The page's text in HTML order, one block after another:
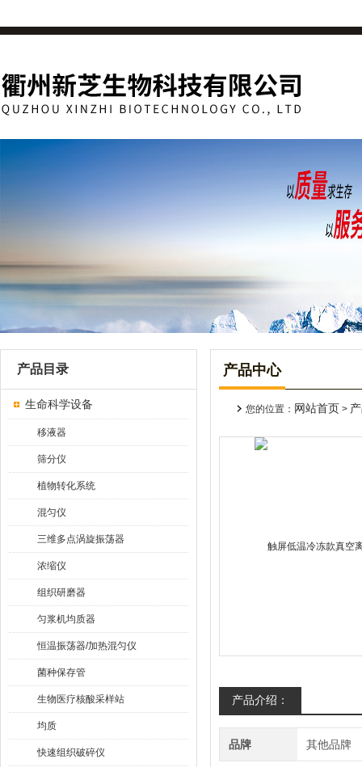
产品目录
生命科学设备
移液器
筛分仪
植物转化系统
混匀仪
三维多点涡旋振荡器
浓缩仪
组织研磨器
匀浆机均质器
恒温振荡器/加热混匀仪
菌种保存管
生物医疗核酸采样站
均质
快速组织破碎仪
产品中心
您的位置： 网站首页 >
产品介绍：
品牌 其他品牌